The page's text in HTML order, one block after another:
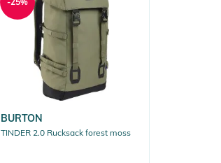
BURTON
TINDER 2.0 Rucksack forest moss